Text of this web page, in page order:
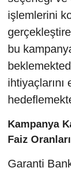
işlemlerini
bu
ihtiyaçlarını
Kampanya
Faiz
Garanti